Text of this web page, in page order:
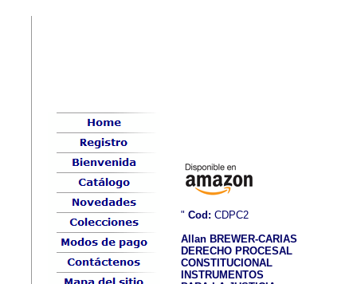
" Cod: CDPC2
Allan BREWER-CARIAS
DERECHO PROCESAL
CONSTITUCIONAL
INSTRUMENTOS